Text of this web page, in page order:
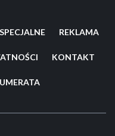
REKLAMA
KONTAKT